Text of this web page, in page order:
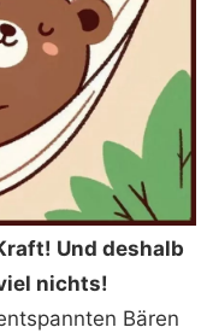
Und deshalb
nichts!
Bären